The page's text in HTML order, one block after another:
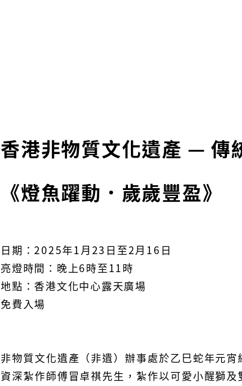
香港非物質文化遺產 — 傳
《燈魚躍動．歲歲豐盈》
日期：2025年1月23日至2月16日
亮燈時間：晚上6時至11時
地點：香港文化中心露天廣場
免費入場
非物質文化遺產（非遺）辦事處於乙巳蛇年元
資深紮作師傅冒卓祺先生，紮作以可愛小醒獅